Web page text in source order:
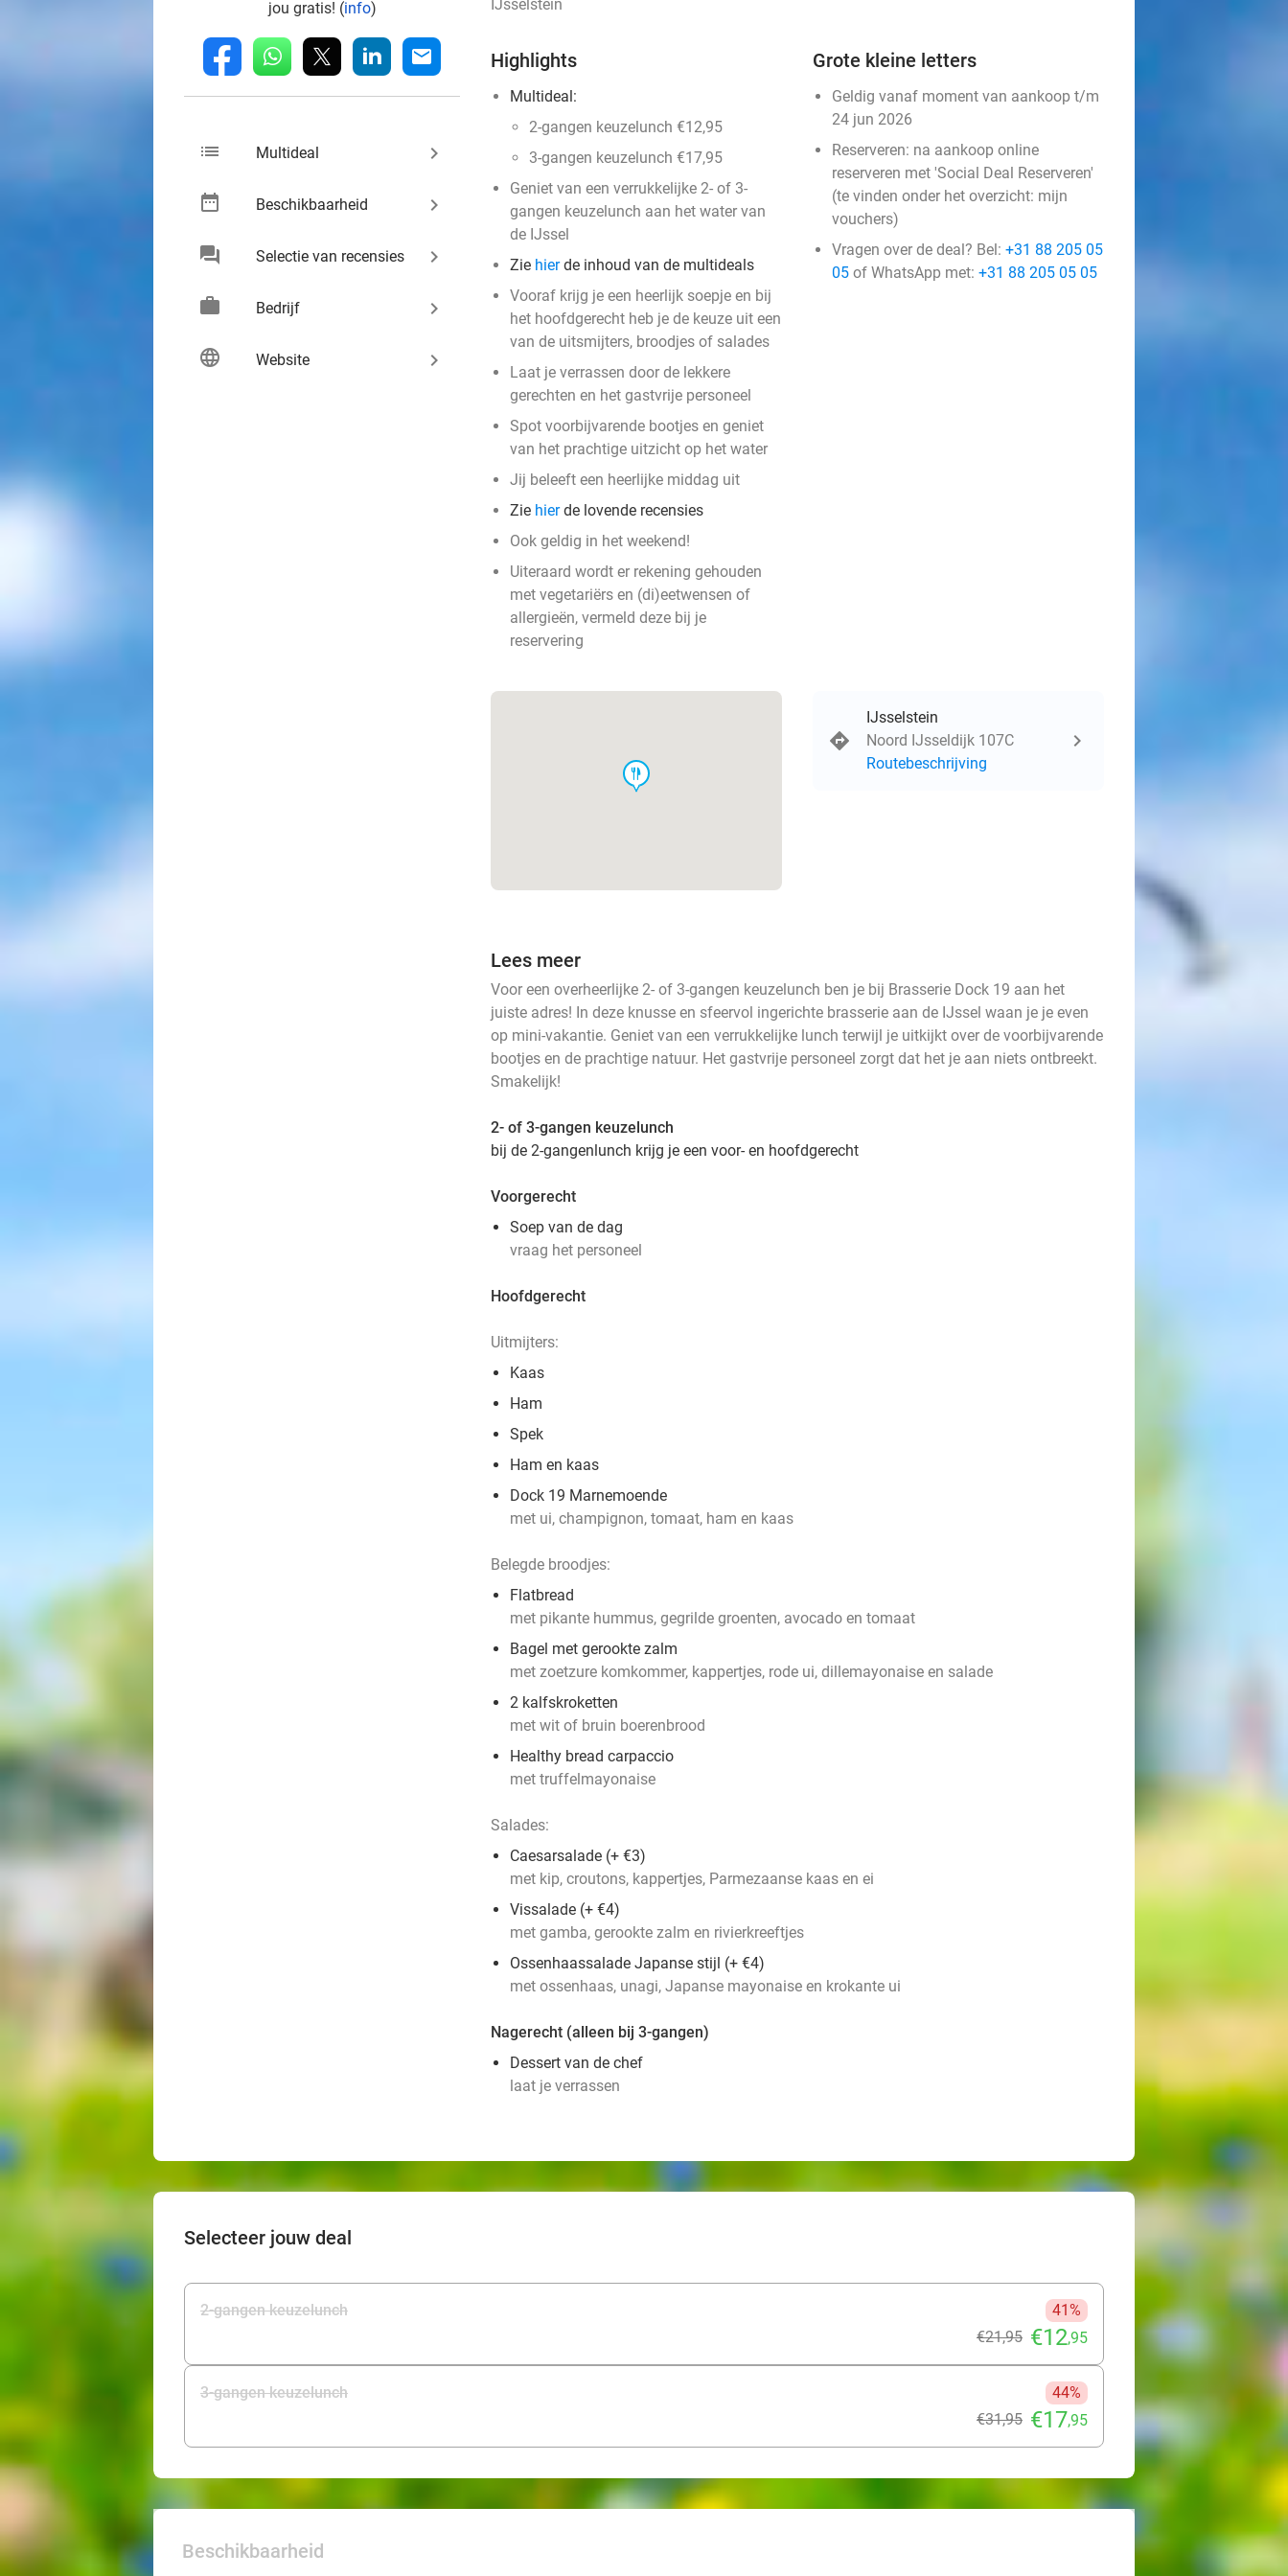
jou gratis! (info)
fb whatsapp linkedin mail
list Multideal keyboard_arrow_right
date_range Beschikbaarheid keyboard_arrow_right
chat Selectie van recensies keyboard_arrow_right
work Bedrijf keyboard_arrow_right
language Website keyboard_arrow_right
IJsselstein
Highlights
Multideal:
2-gangen keuzelunch €12,95
3-gangen keuzelunch €17,95
Geniet van een verrukkelijke 2- of 3-
gangen keuzelunch aan het water van
de IJssel
Zie hierde inhoud van de multideals
Vooraf krijg je een heerlijk soepje en bij
het hoofdgerecht heb je de keuze uit een
van de uitsmijters, broodjes of salades
Laat je verrassen door de lekkere
gerechten en het gastvrije personeel
Spot voorbijvarende bootjes en geniet
van het prachtige uitzicht op het water
Jij beleeft een heerlijke middag uit
Zie hierde lovende recensies
Ook geldig in het weekend!
Uiteraard wordt er rekening gehouden
met vegetariërs en (di)eetwensen of
allergieën, vermeld deze bij je
reservering
Grote kleine letters
Geldig vanaf moment van aankoop t/m
24 jun 2026
Reserveren: na aankoop online
reserveren met 'Social Deal Reserveren'
(te vinden onder het overzicht: mijn
vouchers)
Vragen over de deal? Bel: +31 88 205 05
05 of WhatsApp met: +31 88 205 05 05
food
IJsselstein
Noord IJsseldijk 107C
Routebeschrijving
Lees meer
Voor een overheerlijke 2- of 3-gangen keuzelunch ben je bij Brasserie Dock 19 aan het
juiste adres! In deze knusse en sfeervol ingerichte brasserie aan de IJssel waan je je even
op mini-vakantie. Geniet van een verrukkelijke lunch terwijl je uitkijkt over de voorbijvarende
bootjes en de prachtige natuur. Het gastvrije personeel zorgt dat het je aan niets ontbreekt.
Smakelijk!
2- of 3-gangen keuzelunch
bij de 2-gangenlunch krijg je een voor- en hoofdgerecht
Voorgerecht
Soep van de dag
vraag het personeel
Hoofdgerecht
Uitmijters:
Kaas
Ham
Spek
Ham en kaas
Dock 19 Marnemoende
met ui, champignon, tomaat, ham en kaas
Belegde broodjes:
Flatbread
met pikante hummus, gegrilde groenten, avocado en tomaat
Bagel met gerookte zalm
met zoetzure komkommer, kappertjes, rode ui, dillemayonaise en salade
2 kalfskroketten
met wit of bruin boerenbrood
Healthy bread carpaccio
met truffelmayonaise
Salades:
Caesarsalade (+ €3)
met kip, croutons, kappertjes, Parmezaanse kaas en ei
Vissalade (+ €4)
met gamba, gerookte zalm en rivierkreeftjes
Ossenhaassalade Japanse stijl (+ €4)
met ossenhaas, unagi, Japanse mayonaise en krokante ui
Nagerecht (alleen bij 3-gangen)
Dessert van de chef
laat je verrassen
Selecteer jouw deal
2-gangen keuzelunch
41%
€21,95 €12,95
3-gangen keuzelunch
44%
€31,95 €17,95
Beschikbaarheid